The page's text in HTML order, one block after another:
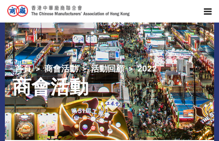
首頁 商會活動 活動回顧 2022
商會活動